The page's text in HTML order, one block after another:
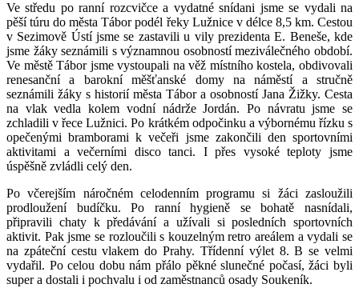
Ve středu po ranní rozcvičce a vydatné snídani jsme se vydali na
pěší túru do města Tábor podél řeky Lužnice v délce 8,5 km. Cestou
v Sezimově Ústí jsme se zastavili u vily prezidenta E. Beneše, kde
jsme žáky seznámili s významnou osobností meziválečného období.
Ve městě Tábor jsme vystoupali na věž místního kostela, obdivovali
renesanční a barokní měšťanské domy na náměstí a stručně
seznámili žáky s historií města Tábor a osobností Jana Žižky. Cesta
na vlak vedla kolem vodní nádrže Jordán. Po návratu jsme se
zchladili v řece Lužnici. Po krátkém odpočinku a výbornému řízku s
opečenými bramborami k večeři jsme zakončili den sportovními
aktivitami a večerními disco tanci. I přes vysoké teploty jsme
úspěšně zvládli celý den.
Po včerejším náročném celodenním programu si žáci zasloužili
prodloužení budíčku. Po ranní hygieně se bohatě nasnídali,
připravili chaty k předávání a užívali si posledních sportovních
aktivit. Pak jsme se rozloučili s kouzelným retro areálem a vydali se
na zpáteční cestu vlakem do Prahy. Třídenní výlet 8. B se velmi
vydařil. Po celou dobu nám přálo pěkné slunečné počasí, žáci byli
super a dostali i pochvalu i od zaměstnanců osady Soukeník.